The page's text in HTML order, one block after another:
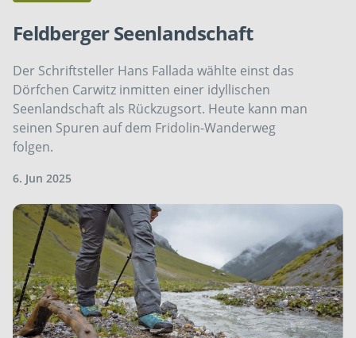
Feldberger Seenlandschaft
Der Schriftsteller Hans Fallada wählte einst das
Dörfchen Carwitz inmitten einer idyllischen
Seenlandschaft als Rückzugsort. Heute kann man
seinen Spuren auf dem Fridolin-Wanderweg
folgen.
6. Jun 2025